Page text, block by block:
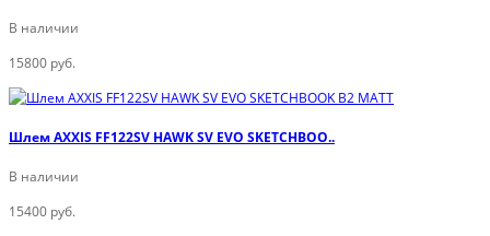
В наличии
15800 руб.
Шлем AXXIS FF122SV HAWK SV EVO SKETCHBOO..
В наличии
15400 руб.